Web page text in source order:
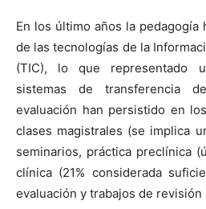
En los último años la
de las tecnologías de la
(TIC), lo que representado
sistemas de transferencia
evaluación han persistido en
clases magistrales (se implica
seminarios, práctica preclínica
clínica (21% considerada
evaluación y trabajos de revisión